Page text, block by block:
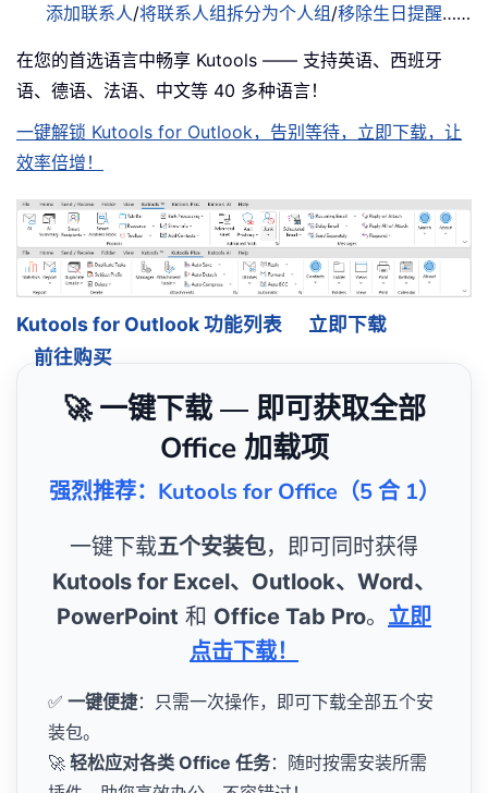
添加联系人/将联系人组拆分为个人组/移除生日提醒……
在您的首选语言中畅享 Kutools —— 支持英语、西班牙
语、德语、法语、中文等 40 多种语言！
一键解锁 Kutools for Outlook，告别等待，立即下载，让
效率倍增！
Kutools for Outlook 功能列表
立即下载
前往购买
🚀 一键下载 — 即可获取全部
Office 加载项
强烈推荐：Kutools for Office（5 合 1）
一键下载五个安装包，即可同时获得
Kutools for Excel、Outlook、Word、
PowerPoint 和 Office Tab Pro。 立即
点击下载！
✅ 一键便捷：只需一次操作，即可下载全部五个安
装包。
🚀 轻松应对各类 Office 任务：随时按需安装所需